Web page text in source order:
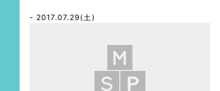
2017.07.29(土)